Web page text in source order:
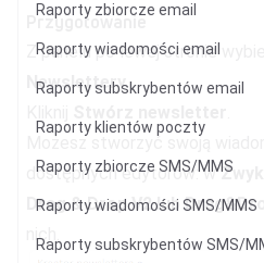
Raporty zbiorcze email
Raporty wiadomości email
Raporty subskrybentów email
Raporty klientów poczty
Raporty zbiorcze SMS/MMS
Raporty wiadomości SMS/MMS
Raporty subskrybentów SMS/
Przygotowanie
Z panelu po lewej stronie
Newslettery.
Możesz stworzyć swoją
dostępnych edytorów: w
Drag & Drop V2 lub
nich.